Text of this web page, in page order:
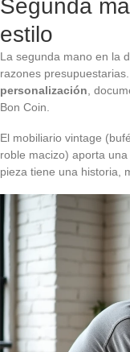
Segunda
estilo
La segunda mano en la
razones presupuestarias.
personalización ,
Bon Coin.
El mobiliario vintage
roble macizo) aporta
pieza tiene una historia,